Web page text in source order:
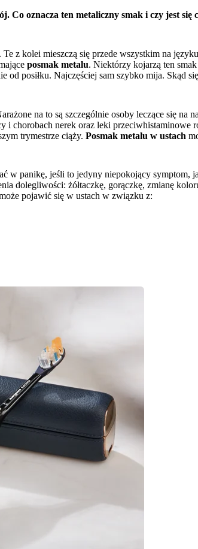
Co oznacza ten metaliczny smak i czy jest się
z kolei mieszczą się przede wszystkim na
posmak metalu. Niektórzy kojarzą ten
od posiłku. Najczęściej sam szybko mija. Skąd
na to są szczególnie osoby leczące się na
chorobach nerek oraz leki przeciwhistaminowe
trymestrze ciąży. Posmak metalu w ustach
w panikę, jeśli to jedyny niepokojący symptom,
dolegliwości: żółtaczkę, gorączkę, zmianę
pojawić się w ustach w związku z: